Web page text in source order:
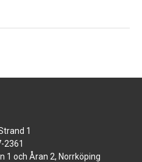
1
2361
1 och Åran 2, Norrköping